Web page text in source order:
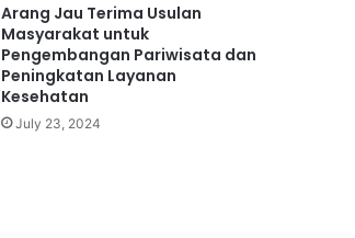
Arang Jau Terima Usulan
Masyarakat untuk
Pengembangan Pariwisata dan
Peningkatan Layanan
Kesehatan
July 23, 2024